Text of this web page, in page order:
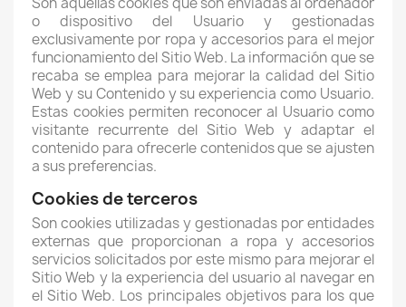
o dispositivo del Usuario y gestionadas
exclusivamente por ropa y accesorios para el mejor
funcionamiento del Sitio Web. La información que se
recaba se emplea para mejorar la calidad del Sitio
Web y su Contenido y su experiencia como Usuario.
Estas cookies permiten reconocer al Usuario como
visitante recurrente del Sitio Web y adaptar el
contenido para ofrecerle contenidos que se ajusten
a sus preferencias.
Cookies de terceros
Son cookies utilizadas y gestionadas por entidades
externas que proporcionan a ropa y accesorios
servicios solicitados por este mismo para mejorar el
Sitio Web y la experiencia del usuario al navegar en
el Sitio Web. Los principales objetivos para los que